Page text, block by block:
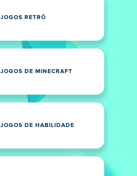
JOGOS RETRÔ
JOGOS DE MINECRAFT
JOGOS DE HABILIDADE